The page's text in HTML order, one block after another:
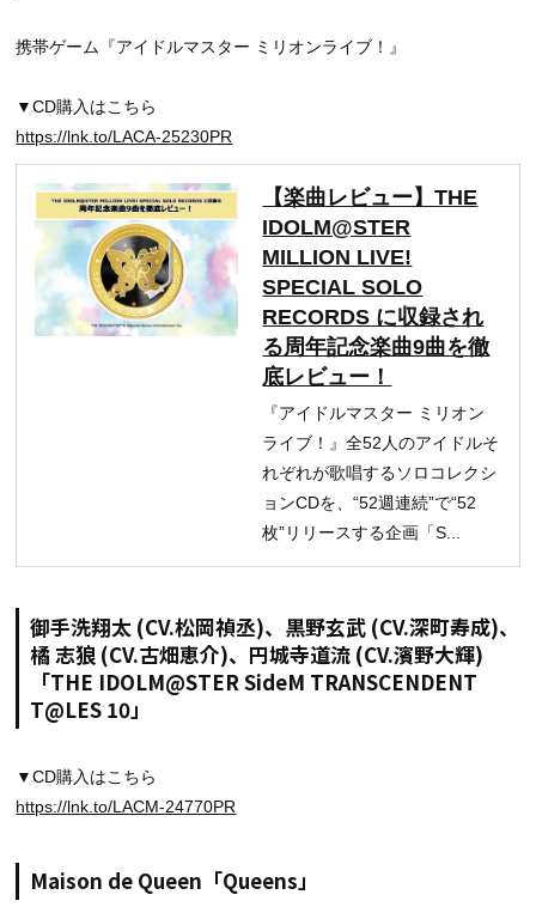
携帯ゲーム『アイドルマスター ミリオンライブ！』
▼CD購入はこちら
https://lnk.to/LACA-25230PR
【楽曲レビュー】THE
IDOLM@STER
MILLION LIVE!
SPECIAL SOLO
RECORDS に収録され
る周年記念楽曲9曲を徹
底レビュー！
『アイドルマスター ミリオン
ライブ！』全52人のアイドルそ
れぞれが歌唱するソロコレクシ
ョンCDを、“52週連続”で“52
枚”リリースする企画「S...
御手洗翔太 (CV.松岡禎丞)、黒野玄武 (CV.深町寿成)、
橘 志狼 (CV.古畑恵介)、円城寺道流 (CV.濱野大輝)
「THE IDOLM@STER SideM TRANSCENDENT
T@LES 10」
▼CD購入はこちら
https://lnk.to/LACM-24770PR
Maison de Queen「Queens」